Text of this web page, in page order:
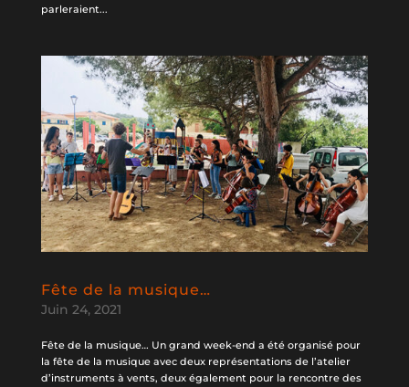
parleraient...
Fête de la musique…
Juin 24, 2021
Fête de la musique… Un grand week-end a été organisé pour
la fête de la musique avec deux représentations de l’atelier
d’instruments à vents, deux également pour la rencontre des